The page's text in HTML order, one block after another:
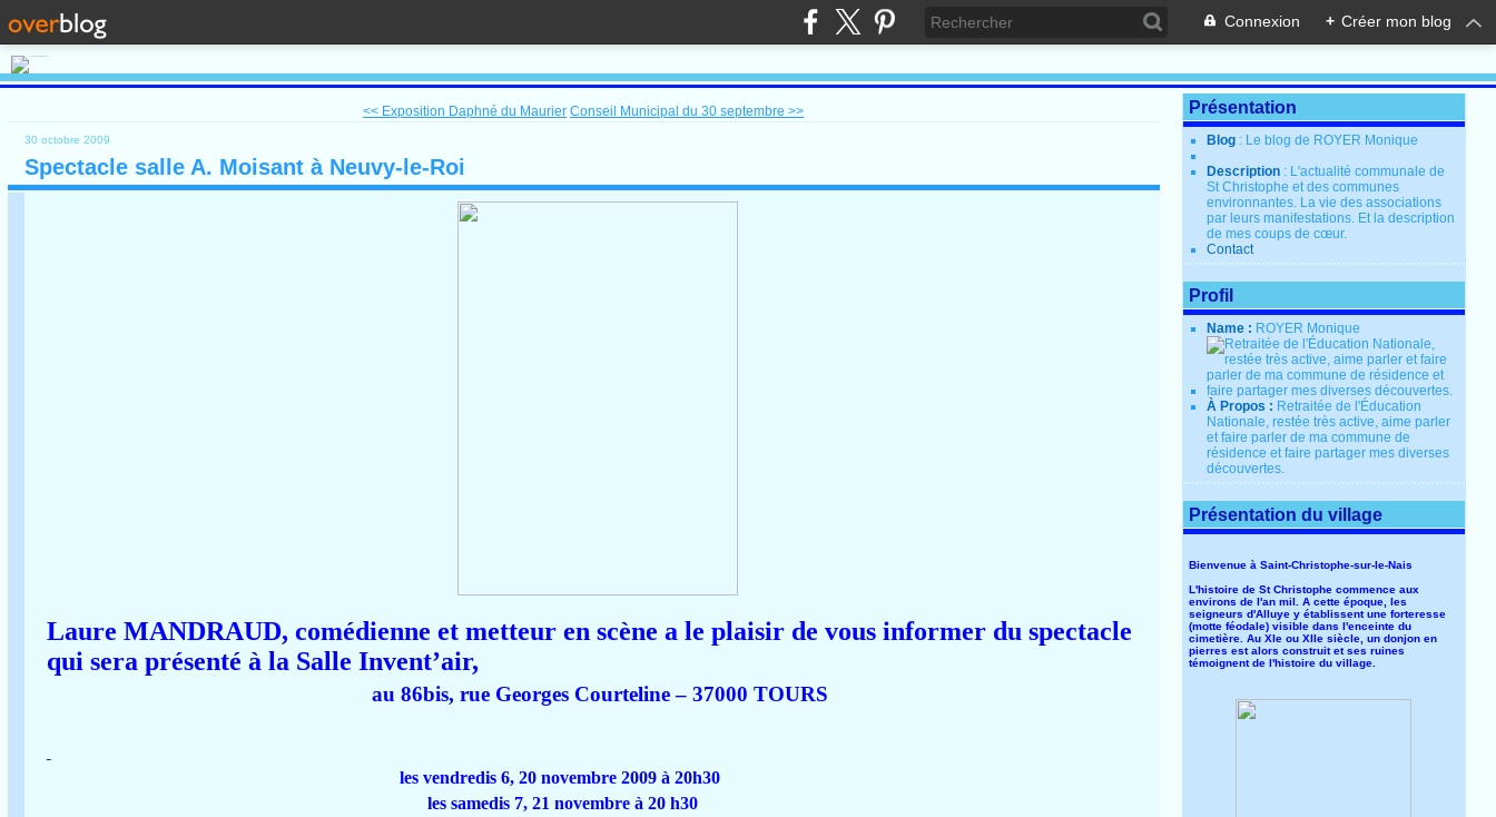
Connexion + Créer mon blog
<< Exposition Daphné du Maurier Conseil Municipal du 30 septembre >>
30 octobre 2009
Spectacle salle A. Moisant à Neuvy-le-Roi
Laure MANDRAUD, comédienne et metteur en scène a le plaisir de vous informer du spectacle
qui sera présenté à la Salle Invent’air,
au 86bis, rue Georges Courteline – 37000 TOURS
les vendredis 6, 20 novembre 2009 à 20h30
les samedis 7, 21 novembre à 20 h30
Présentation
Blog : Le blog de ROYER Monique
Description : L'actualité communale de
St Christophe et des communes
environnantes. La vie des associations
par leurs manifestations. Et la description
de mes coups de cœur.
Contact
Profil
Name : ROYER Monique
À Propos : Retraitée de l'Éducation
Nationale, restée très active, aime parler
et faire parler de ma commune de
résidence et faire partager mes diverses
découvertes.
Présentation du village
Bienvenue à Saint-Christophe-sur-le-Nais
L'histoire de St Christophe commence aux
environs de l'an mil. A cette époque, les
seigneurs d'Alluye y établissent une forteresse
(motte féodale) visible dans l'enceinte du
cimetière. Au XIe ou XIIe siècle, un donjon en
pierres est alors construit et ses ruines
témoignent de l'histoire du village.